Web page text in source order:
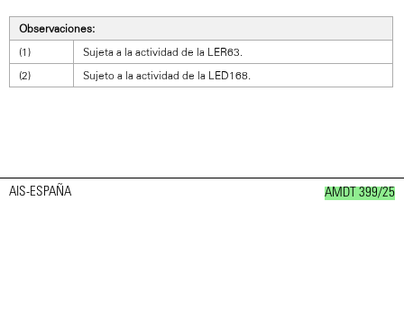
Observaciones:
(1)
Sujeta a la actividad de la LER63.
(2)
Sujeto a la actividad de la LED168.
AIS-ESPAÑA AMDT 399/25